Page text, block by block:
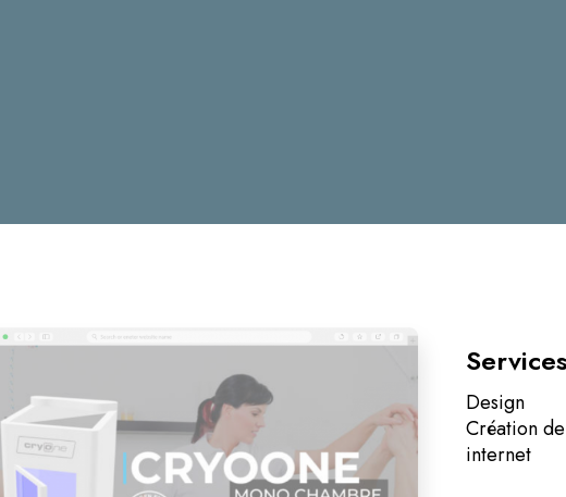
Services
Design
Création
internet